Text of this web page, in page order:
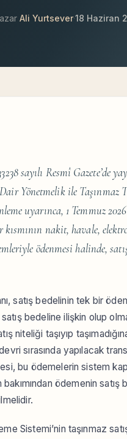
Ali Yurtsever·18 Haziran
sayılı Resmî Gazete’de
Yönetmelik ile Taşınmaz
uyarınca, 1 Temmuz
nakit, havale,
ödenmesi halinde,
satış bedelinin tek bir
bedeline ilişkin olup
niteliği taşıyıp
sırasında yapılacak
bu ödemelerin sistem
ödemenin
Sistemi’nin taşınmaz